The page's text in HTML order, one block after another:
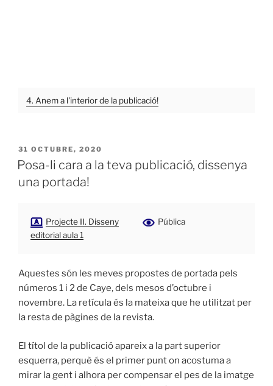
4. Anem a l'interior de la publicació!
PUBLICADO
EL
31 OCTUBRE, 2020
Posa-li cara a la teva publicació, dissenya
una portada!
Projecte II. Disseny
editorial aula 1
Pública
Aquestes són les meves propostes de portada pels
números 1 i 2 de Caye, dels mesos d’octubre i
novembre. La retícula és la mateixa que he utilitzat per
la resta de pàgines de la revista.
El títol de la publicació apareix a la part superior
esquerra, perquè és el primer punt on acostuma a
mirar la gent i alhora per compensar el pes de la imatge